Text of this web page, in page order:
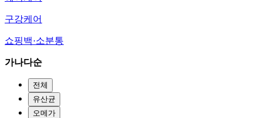
구강케어
쇼핑백·소분통
가나다순
전체
유산균
오메가